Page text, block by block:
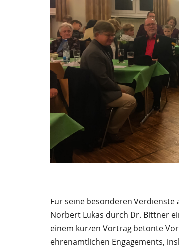
Für seine besonderen
Norbert Lukas durch Dr. Bittner
einem kurzen Vortrag betonte
ehrenamtlichen Engagements,